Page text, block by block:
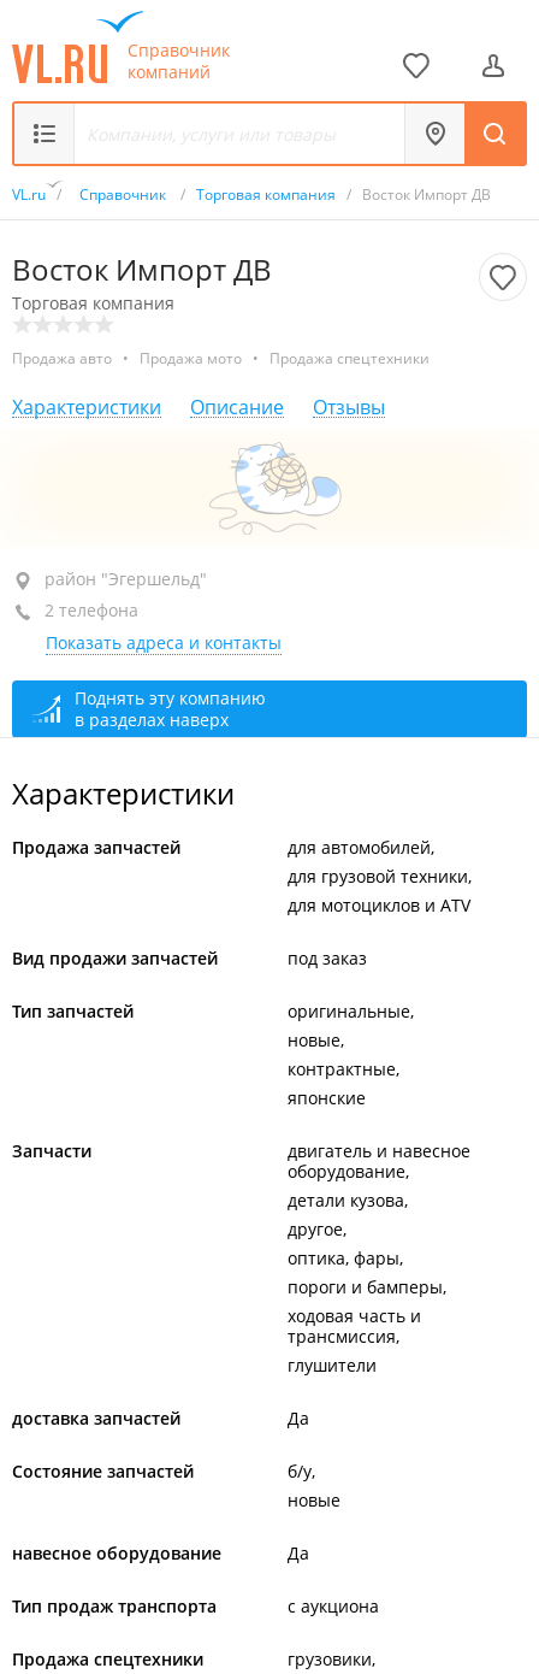
Справочник
компаний
VL.ru / Справочник / Торговая компания / Восток Импорт ДВ
Восток Импорт ДВ
Торговая компания
Продажа авто • Продажа мото • Продажа спецтехники
Характеристики Описание Отзывы
район "Эгершельд", ул. Бестужева, 21
2-й этаж, оф. 16
+7 914 212-06-00
+7 984 143-24-14
закрыто, откроется в 10:00
район "Эгершельд"
2 телефона
Показать адреса и контакты
Поднять эту компанию
в разделах наверх
Характеристики
Продажа запчастей
для автомобилей
для грузовой техники
для мотоциклов и ATV
Вид продажи запчастей под заказ
Тип запчастей
оригинальные
новые
контрактные
японские
Запчасти
двигатель и навесное
оборудование
детали кузова
другое
оптика, фары
пороги и бамперы
ходовая часть и
трансмиссия
глушители
доставка запчастей Да
Состояние запчастей
б/у
новые
навесное оборудование Да
Тип продаж транспорта с аукциона
Продажа спецтехники
грузовики